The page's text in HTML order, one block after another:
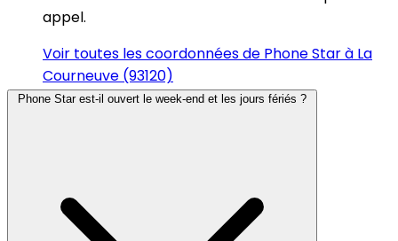
appel.
Voir toutes les coordonnées de Phone Star à La
Courneuve (93120)
Phone Star est-il ouvert le week-end et les jours fériés ?